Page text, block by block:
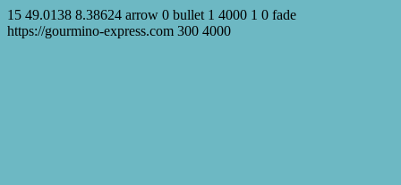
15 49.0138 8.38624 arrow 0 bullet 1 4000 1 0 fade
https://gourmino-express.com 300 4000